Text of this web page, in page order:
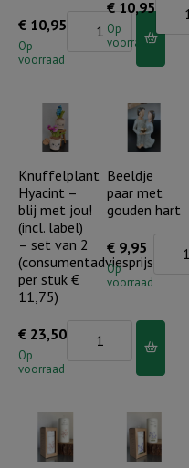
aantal
€ 10,95
Op
voorraad
Windlicht
wil
maar
Uw
wil..
aantal
€ 10,95
Op
voorraad
S
God
ons
aantal
Knuffelplant
Hyacint –
blij met jou!
(incl. label)
– set van 2
(consumentadviesprijs
per stuk €
11,75)
€ 23,50
Op
voorraad
Knuffelplant
Beeldje
paar met
gouden hart
€ 9,95
Op
voorraad
gouden
hart